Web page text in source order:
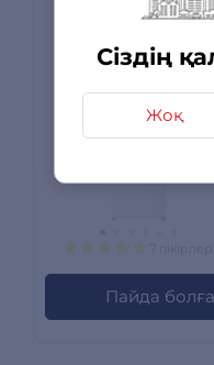
Сіздің
Жоқ
Пайда